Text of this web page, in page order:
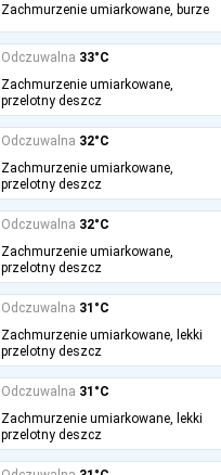
Zachmurzenie umiarkowane, burze
Odczuwalna 33°C
Zachmurzenie umiarkowane,
przelotny deszcz
Odczuwalna 32°C
Zachmurzenie umiarkowane,
przelotny deszcz
Odczuwalna 32°C
Zachmurzenie umiarkowane,
przelotny deszcz
Odczuwalna 31°C
Zachmurzenie umiarkowane, lekki
przelotny deszcz
Odczuwalna 31°C
Zachmurzenie umiarkowane, lekki
przelotny deszcz